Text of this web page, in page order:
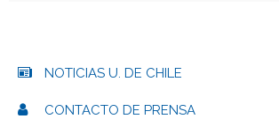
NOTICIAS U. DE CHILE
CONTACTO DE PRENSA